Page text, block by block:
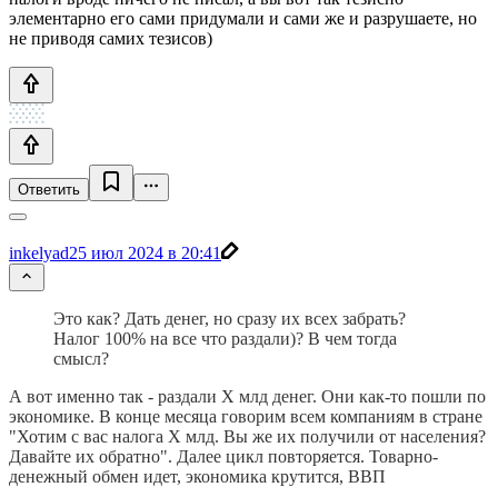
элементарно его сами придумали и сами же и разрушаете, но
не приводя самих тезисов)
Ответить
inkelyad25 июл 2024 в 20:41
Это как? Дать денег, но сразу их всех забрать?
Налог 100% на все что раздали)? В чем тогда
смысл?
А вот именно так - раздали X млд денег. Они как-то пошли по
экономике. В конце месяца говорим всем компаниям в стране
"Хотим с вас налога X млд. Вы же их получили от населения?
Давайте их обратно". Далее цикл повторяется. Товарно-
денежный обмен идет, экономика крутится, ВВП